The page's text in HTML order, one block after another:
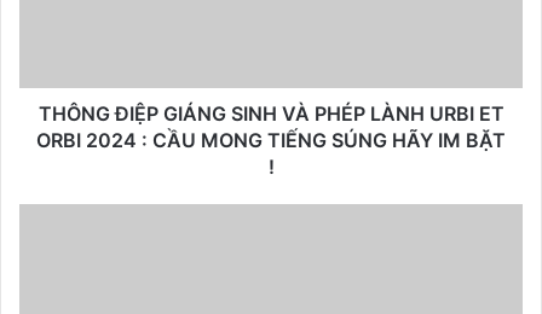
THÔNG ĐIỆP GIÁNG SINH VÀ PHÉP LÀNH URBI ET
ORBI 2024 : CẦU MONG TIẾNG SÚNG HÃY IM BẶT
!